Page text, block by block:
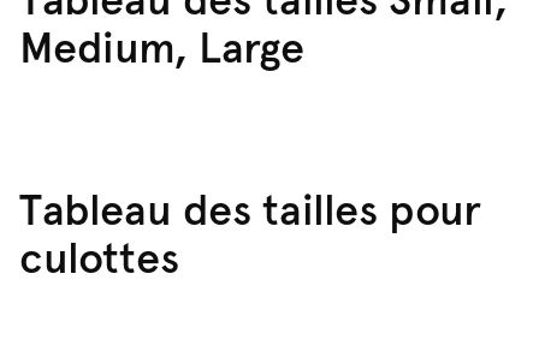
Medium, Large
Tableau des tailles pour
culottes